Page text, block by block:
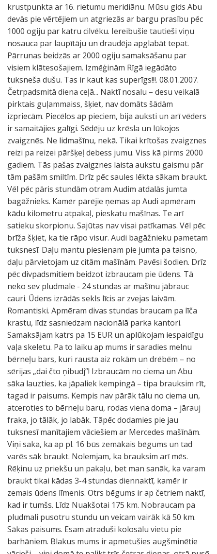
krustpunkta ar 16. rietumu meridiānu. Mūsu gids Abu
devās pie vērtējiem un atgriezās ar bargu prasību pēc
1000 ogiju par katru cilvēku. Iereibušie tautieši viņu
nosauca par laupītāju un draudēja apglabāt tepat.
Pārrunas beidzās ar 2000 ogiju samaksāšanu par
visiem klātesošajiem. Izmēģinām Rīgā iegādāto
tuksneša dušu. Tas ir kaut kas superīgs!!!. 08.01.2007.
Četrpadsmitā diena ceļā... Naktī nosalu – desu veikalā
pirktais guļammaiss, šķiet, nav domāts šādām
izpriecām. Piecēlos ap pieciem, bija auksti un arī vēders
ir samaitājies galīgi. Sēdēju uz krēsla un lūkojos
zvaigznēs. Ne lidmašīnu, nekā. Tikai krītošas zvaigznes
reizi pa reizei pāršķeļ debess jumu. Viss kā pirms 2000
gadiem. Tās pašas zvaigznes laista aukstu gaismu pār
tām pašām smiltīm. Drīz pēc saules lēkta sākam braukt.
Vēl pēc pāris stundām otram Audim atdalās jumta
bagāžnieks. Kamēr pārējie ņemas ap Audi apmēram
kādu kilometru atpakaļ, pieskatu mašīnas. Te arī
satieku skorpionu. Sajūtas nav visai patīkamas. Vēl pēc
brīža šķiet, ka tie rāpo visur. Audi bagāžnieku pametam
tuksnesī. Daļu mantu piesienam pie jumta pa taisno,
daļu pārvietojam uz citām mašīnām. Pavēsi šodien. Drīz
pēc divpadsmitiem beidzot izbraucam pie ūdens. Tā
neko sev pludmale - 24 stundas ar mašīnu jābrauc
cauri. Ūdens izrādās sekls līcis ar zvejas laivām.
Romantiski. Apmēram divas stundas braucam pa līča
krastu, līdz sasniedzam nacionālā parka kantori.
Samaksājam katrs pa 15 EUR un aplūkojam iespaidīgu
vaļa skeletu. Pa to laiku ap mums ir saradies melnu
bērneļu bars, kuri rausta aiz rokām un drēbēm – no
sērijas „dai čto ņibudj”! Izbraucām no ciema un Abu
sāka lauzties, ka jāpaliek kempingā – tipa brauksim rīt,
tagad ir paisums. Kempis nav pārāk tālu no ciema un,
atceroties to bērneļu baru, rodas viena doma – jārauj
fraka, jo tālāk, jo labāk. Tāpēc dodamies pie jau
tuksnesī manītajiem vāciešiem ar Mercedes mašīnām.
Viņi saka, ka ap pl. 16 būs zemākais bēgums un tad
varēs sāk braukt. Nolemjam, ka brauksim arī mēs.
Rēķinu uz priekšu un pakaļu, bet man sanāk, ka varam
braukt tikai kādas 3-4 stundas diennaktī, kamēr ir
zemais ūdens līmenis. Otrs bēgums ir ap četriem naktī,
kad ir tumšs. Līdz Nuakšotai 175 km. Nobraucam pa
pludmali pusotru stundu un veicam vairāk kā 50 km.
Sākas paisums. Esam atraduši kolosālu vietu pie
barhāniem. Blakus mums ir apmetušies augšminētie